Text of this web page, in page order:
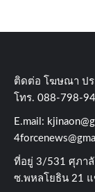
ติดต่อ​ โฆษณา​ ป
โทร​. 088-798-
E.mail:
ที่อยู่​ 3/531​ ศุภา
ซ.พหลโยธิน​ 21​ แ